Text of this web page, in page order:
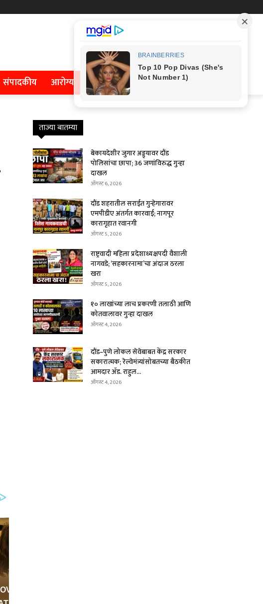
संपादकीय आरोग्य
ताज्या बातम्या
बेकायदेशीर जुगार अड्ड्यावर दौंड
पोलिसांचा छापा; 36 जणांविरुद्ध गुन्हा
दाखल
ऑगस्ट 6, 2026
दौंड शहरातील सराईत गुन्हेगारावर
एमपीडीए अंतर्गत कारवाई; नागपूर
कारागृहात रवानगी
ऑगस्ट 5, 2026
राष्ट्रवादी महिला प्रदेशाध्यक्षपदी वैशाली
नागवडे; ‘सहकारनामा’चा अंदाज ठरला
खरा
ऑगस्ट 5, 2026
१० लाखांच्या लाच प्रकरणी तलाठी आणि
कोतवालावर गुन्हा दाखल
ऑगस्ट 4, 2026
दौंड–पुणे लोकल सेवेबाबत केंद्र सरकार
सकारात्मक; रेल्वेमंत्र्यांसोबतच्या बैठकीत
आमदार ॲड. राहुल...
ऑगस्ट 4, 2026